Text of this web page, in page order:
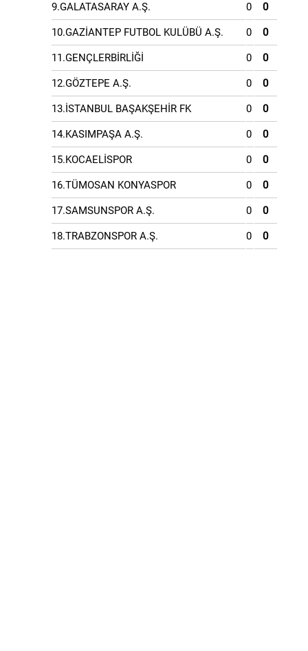
9.GALATASARAY A.Ş. 0 0
10.GAZİANTEP FUTBOL KULÜBÜ A.Ş. 0 0
11.GENÇLERBİRLİĞİ 0 0
12.GÖZTEPE A.Ş. 0 0
13.İSTANBUL BAŞAKŞEHİR FK 0 0
14.KASIMPAŞA A.Ş. 0 0
15.KOCAELİSPOR 0 0
16.TÜMOSAN KONYASPOR 0 0
17.SAMSUNSPOR A.Ş. 0 0
18.TRABZONSPOR A.Ş. 0 0